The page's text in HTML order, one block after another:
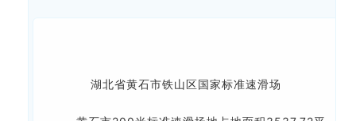
湖北省黄石市铁山区国家标准速滑场